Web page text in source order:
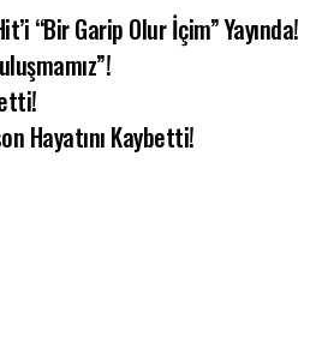
“Bir Garip Olur İçim” Yayında!
Hayatını Kaybetti!